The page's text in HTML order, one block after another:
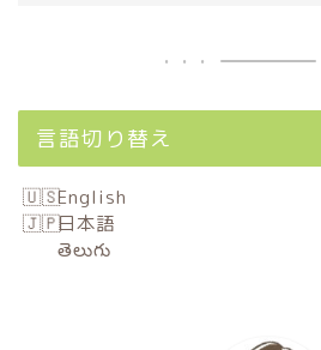
言語切り替え
English
日本語
తెలుగు